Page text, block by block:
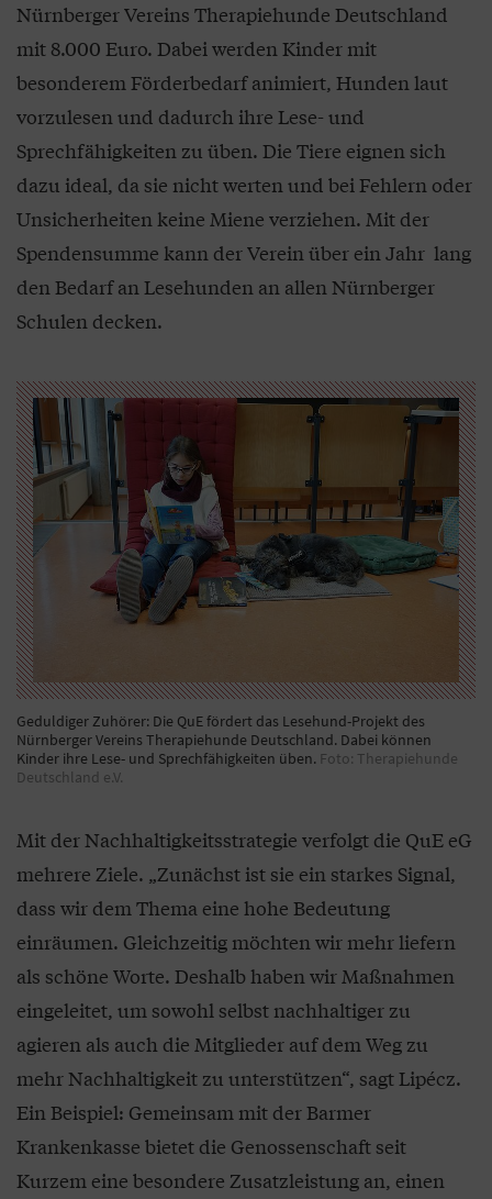
Nürnberger Vereins Therapiehunde Deutschland
mit 8.000 Euro. Dabei werden Kinder mit
besonderem Förderbedarf animiert, Hunden laut
vorzulesen und dadurch ihre Lese- und
Sprechfähigkeiten zu üben. Die Tiere eignen sich
dazu ideal, da sie nicht werten und bei Fehlern oder
Unsicherheiten keine Miene verziehen. Mit der
Spendensumme kann der Verein über ein Jahr lang
den Bedarf an Lesehunden an allen Nürnberger
Schulen decken.
Geduldiger Zuhörer: Die QuE fördert das Lesehund-Projekt des
Nürnberger Vereins Therapiehunde Deutschland. Dabei können
Kinder ihre Lese- und Sprechfähigkeiten üben. Foto: Therapiehunde
Deutschland e.V.
Mit der Nachhaltigkeitsstrategie verfolgt die QuE eG
mehrere Ziele. „Zunächst ist sie ein starkes Signal,
dass wir dem Thema eine hohe Bedeutung
einräumen. Gleichzeitig möchten wir mehr liefern
als schöne Worte. Deshalb haben wir Maßnahmen
eingeleitet, um sowohl selbst nachhaltiger zu
agieren als auch die Mitglieder auf dem Weg zu
mehr Nachhaltigkeit zu unterstützen“, sagt Lipécz.
Ein Beispiel: Gemeinsam mit der Barmer
Krankenkasse bietet die Genossenschaft seit
Kurzem eine besondere Zusatzleistung an, einen